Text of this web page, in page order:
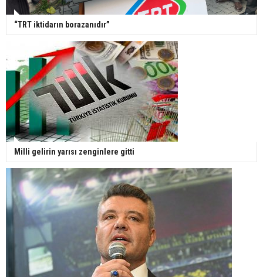
“TRT iktidarın borazanıdır”
Milli gelirin yarısı zenginlere gitti